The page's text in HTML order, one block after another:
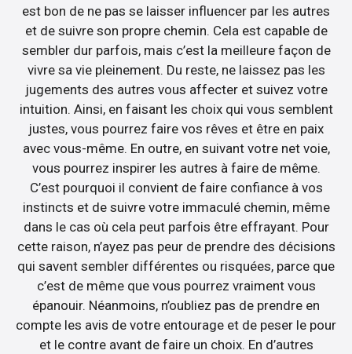
est bon de ne pas se laisser influencer par les autres
et de suivre son propre chemin. Cela est capable de
sembler dur parfois, mais c’est la meilleure façon de
vivre sa vie pleinement. Du reste, ne laissez pas les
jugements des autres vous affecter et suivez votre
intuition. Ainsi, en faisant les choix qui vous semblent
justes, vous pourrez faire vos rêves et être en paix
avec vous-même. En outre, en suivant votre net voie,
vous pourrez inspirer les autres à faire de même.
C’est pourquoi il convient de faire confiance à vos
instincts et de suivre votre immaculé chemin, même
dans le cas où cela peut parfois être effrayant. Pour
cette raison, n’ayez pas peur de prendre des décisions
qui savent sembler différentes ou risquées, parce que
c’est de même que vous pourrez vraiment vous
épanouir. Néanmoins, n’oubliez pas de prendre en
compte les avis de votre entourage et de peser le pour
et le contre avant de faire un choix. En d’autres